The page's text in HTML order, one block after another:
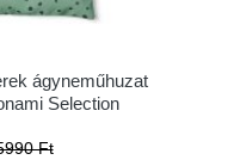
ágyneműhuzat
Selection
Ft